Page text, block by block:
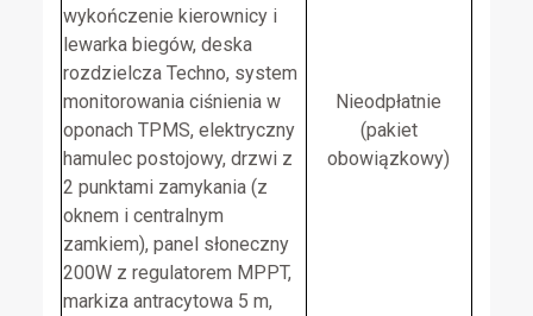
wykończenie kierownicy i
lewarka biegów, deska
rozdzielcza Techno, system
monitorowania ciśnienia w
oponach TPMS, elektryczny
hamulec postojowy, drzwi z
2 punktami zamykania (z
oknem i centralnym
zamkiem), panel słoneczny
200W z regulatorem MPPT,
markiza antracytowa 5 m,
Nieodpłatnie
(pakiet
obowiązkowy)